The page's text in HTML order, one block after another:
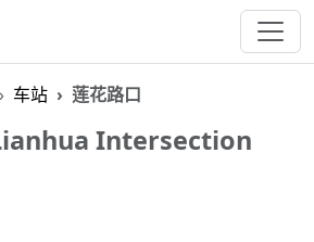
车站 莲花路口
Intersection